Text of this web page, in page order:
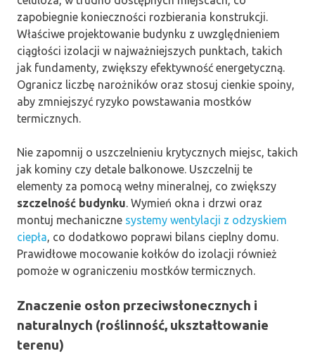
zapobiegnie konieczności rozbierania konstrukcji.
Właściwe projektowanie budynku z uwzględnieniem
ciągłości izolacji w najważniejszych punktach, takich
jak fundamenty, zwiększy efektywność energetyczną.
Ogranicz liczbę narożników oraz stosuj cienkie spoiny,
aby zmniejszyć ryzyko powstawania mostków
termicznych.
Nie zapomnij o uszczelnieniu krytycznych miejsc, takich
jak kominy czy detale balkonowe. Uszczelnij te
elementy za pomocą wełny mineralnej, co zwiększy
szczelność budynku. Wymień okna i drzwi oraz
montuj mechaniczne systemy wentylacji z odzyskiem
ciepła, co dodatkowo poprawi bilans cieplny domu.
Prawidłowe mocowanie kołków do izolacji również
pomoże w ograniczeniu mostków termicznych.
Znaczenie osłon przeciwsłonecznych i
naturalnych (roślinność, ukształtowanie
terenu)